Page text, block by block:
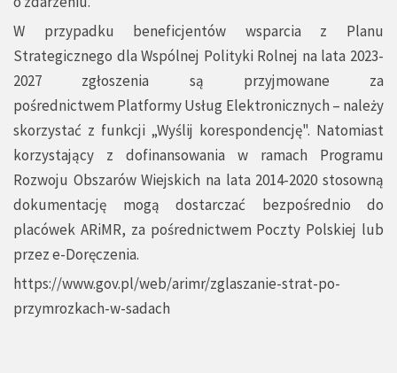
W przypadku beneficjentów wsparcia z Planu
Strategicznego dla Wspólnej Polityki Rolnej na lata 2023-
2027 zgłoszenia są przyjmowane za
pośrednictwem Platformy Usług Elektronicznych – należy
skorzystać z funkcji „Wyślij korespondencję". Natomiast
korzystający z dofinansowania w ramach Programu
Rozwoju Obszarów Wiejskich na lata 2014-2020 stosowną
dokumentację mogą dostarczać bezpośrednio do
placówek ARiMR, za pośrednictwem Poczty Polskiej lub
przez e-Doręczenia.
https://www.gov.pl/web/arimr/zglaszanie-strat-po-
przymrozkach-w-sadach